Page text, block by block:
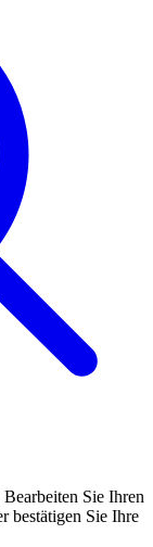
Sie Ihren
bestätigen Sie Ihre